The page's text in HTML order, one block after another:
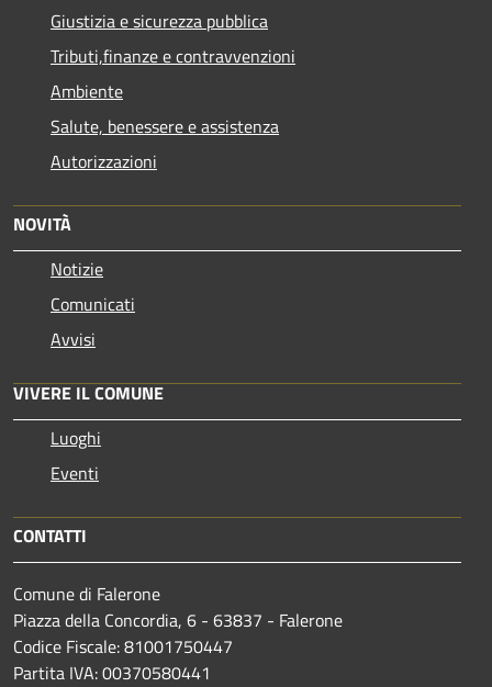
Giustizia e sicurezza pubblica
Tributi,finanze e contravvenzioni
Ambiente
Salute, benessere e assistenza
Autorizzazioni
NOVITÀ
Notizie
Comunicati
Avvisi
VIVERE IL COMUNE
Luoghi
Eventi
CONTATTI
Comune di Falerone
Piazza della Concordia, 6 - 63837 - Falerone
Codice Fiscale: 81001750447
Partita IVA: 00370580441